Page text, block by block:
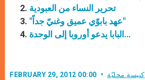
تحرير النساء من العبودية
"عهد بابوّي عميق وغنيّ جداً"
البابا يدعو أوروبا إلى الوحدة…
FEBRUARY 29, 2012 00:00 كنيسة محليّة